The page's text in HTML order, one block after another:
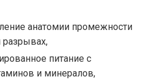
анатомии промежности
питание с
и минералов,